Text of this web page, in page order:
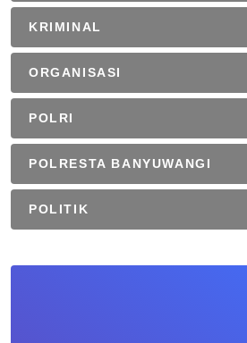
KRIMINAL
ORGANISASI
POLRI
POLRESTA BANYUWANGI
POLITIK